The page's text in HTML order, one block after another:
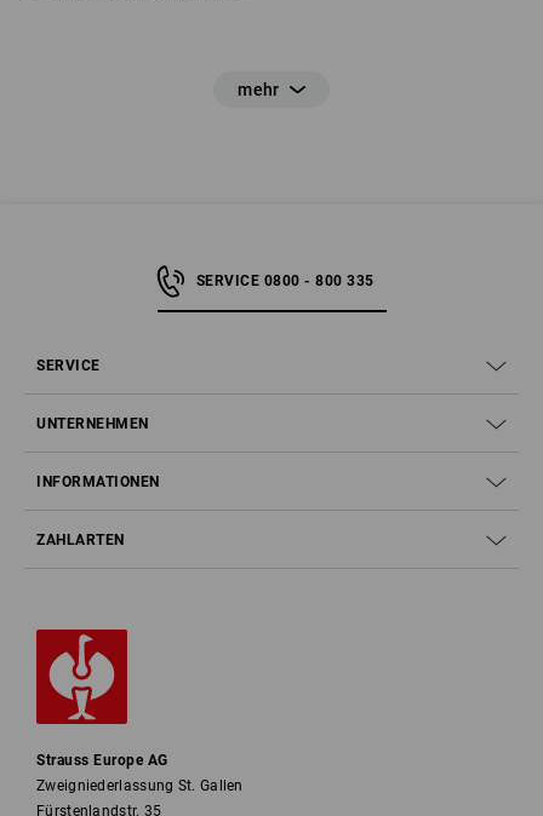
Feuchtigkeit nach außen ab. Die
robust und widerstandsfähig, aber auch sehr elastisch. Das macht die
Softshelljacke perfekt für handfeste Action am Arbeitsplatz!
Unterschied Softshell und Fleece
Wofür brauche ich eine Softshelljacke?
Durch ihre Funktionsvielfalt sind Softshelljacken sehr vielseitig einsetzbar
– Menschen tragen sie
bis zu einem gewissen Grad sogar Wetterschutz und sind so der optimale
Begleiter bei sehr niedrigen Temperaturen und ungemütlichem Wetter.
Genau richtig für Außeneinsätze an kalten Tagen!
zunächst die Frage, welche Funktionen für Ihren Job am wichtigsten sind.
SERVICE 0800 - 800 335
SERVICE
UNTERNEHMEN
INFORMATIONEN
ZAHLARTEN
Strauss Europe AG
Zweigniederlassung St. Gallen
Fürstenlandstr. 35